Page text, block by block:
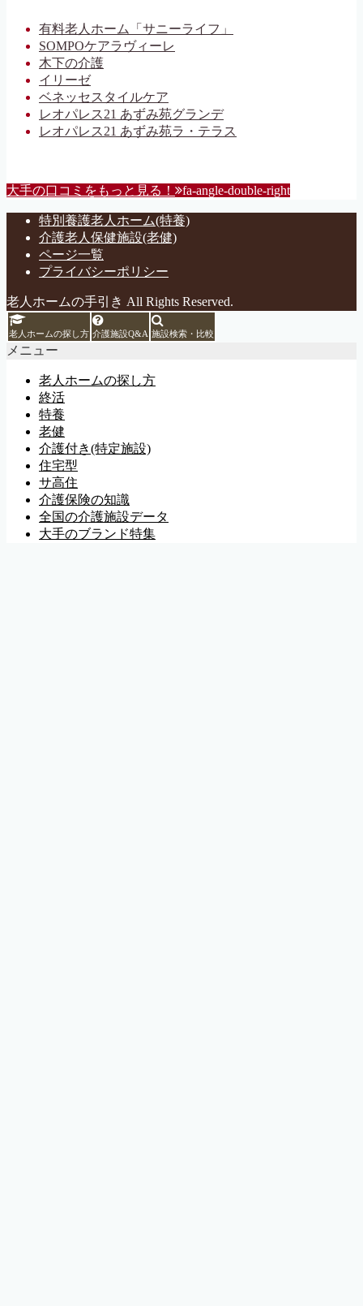
有料老人ホーム「サニーライフ」
SOMPOケアラヴィーレ
木下の介護
イリーゼ
ベネッセスタイルケア
レオパレス21 あずみ苑グランデ
レオパレス21 あずみ苑ラ・テラス
大手の口コミをもっと見る！ fa-angle-double-right
特別養護老人ホーム(特養)
介護老人保健施設(老健)
ページ一覧
プライバシーポリシー
老人ホームの手引き All Rights Reserved.
老人ホームの探し方 介護施設Q&A 施設検索・比較
メニュー
老人ホームの探し方
終活
特養
老健
介護付き(特定施設)
住宅型
サ高住
介護保険の知識
全国の介護施設データ
大手のブランド特集